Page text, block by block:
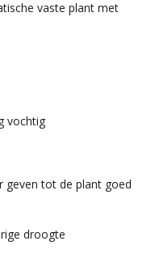
vaste plant met
vochtig
geven tot de plant goed
droogte